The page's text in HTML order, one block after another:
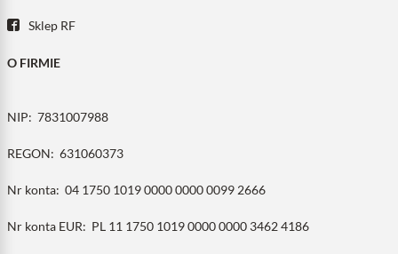
Sklep RF
O FIRMIE
NIP: 7831007988
REGON: 631060373
Nr konta: 04 1750 1019 0000 0000 0099 2666
Nr konta EUR: PL 11 1750 1019 0000 0000 3462 4186